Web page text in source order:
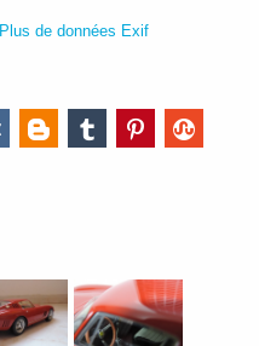
Plus de données Exif